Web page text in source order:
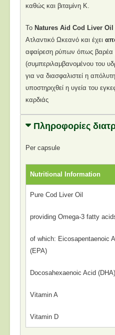
καθώς και βιταμίνη Κ.
Το Natures Aid Cod Liver Oil
Ατλαντικό Ωκεανό και έχει
αφαίρεση ρύπων όπως βαρέα
(συμπεριλαμβανομένου του
για να διασφαλιστεί η
υποστηριχθεί η υγεία του
καρδιάς
Πληροφορίες
Per capsule
Nutritional Information
Pure Cod Liver Oil
providing Omega-3 fatty
of which: Eicosapentaenoic
(EPA)
Docosahexaenoic Acid (DHA)
Vitamin A
Vitamin D